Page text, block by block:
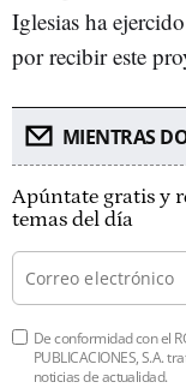
Iglesias ha
por recibir este
MIENTRAS
Apúntate gratis y
temas del día
De conformidad con el
PUBLICACIONES, S.A.
noticias de actualidad.